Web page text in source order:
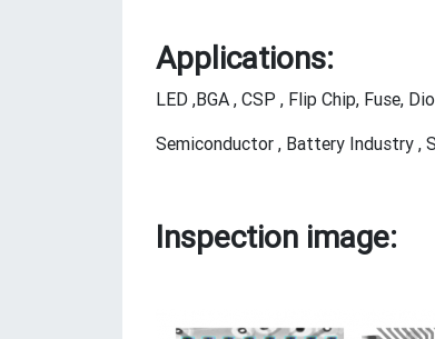
Applications:
LED ,BGA , CSP , Flip Chip, Fuse,
Semiconductor , Battery Industry ,
Inspection image: